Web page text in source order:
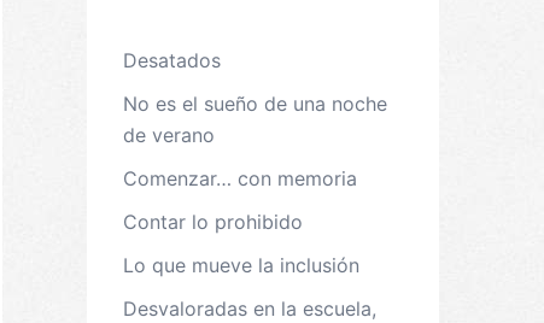
Desatados
No es el sueño de una noche
de verano
Comenzar… con memoria
Contar lo prohibido
Lo que mueve la inclusión
Desvaloradas en la escuela,